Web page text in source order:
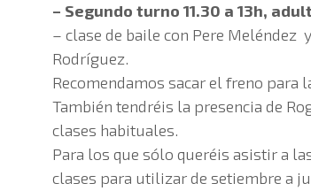
– Segundo turno 11.30 a 13h,
– clase de baile con Pere Meléndez
Rodríguez.
Recomendamos sacar el freno para
También tendréis la presencia de
clases habituales.
Para los que sólo queréis asistir a
clases para utilizar de setiembre a